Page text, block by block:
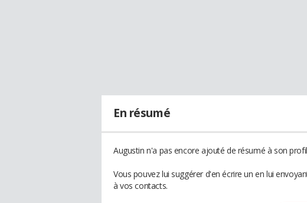
En résumé
Augustin n'a pas encore ajouté de résumé à son
Vous pouvez lui suggérer d'en écrire un en lui
à vos contacts.